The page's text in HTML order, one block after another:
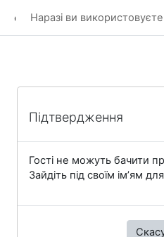
Наразі ви
Підтвердження
Гості не можуть бачити
Зайдіть під своїм ім’ям